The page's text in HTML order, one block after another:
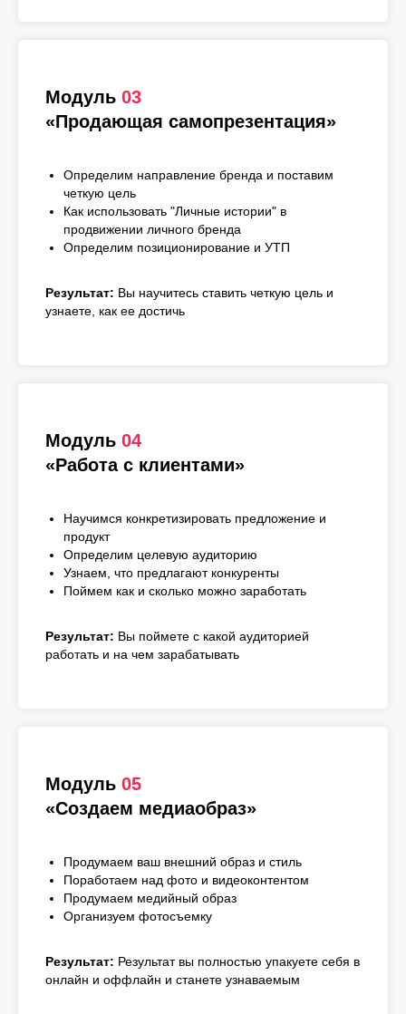
Модуль 03
«Продающая самопрезентация»
Определим направление бренда и поставим
четкую цель
Как использовать "Личные истории" в
продвижении личного бренда
Определим позиционирование и УТП
Результат: Вы научитесь ставить четкую цель и
узнаете, как ее достичь
Модуль 04
«Работа с клиентами»
Научимся конкретизировать предложение и
продукт
Определим целевую аудиторию
Узнаем, что предлагают конкуренты
Поймем как и сколько можно заработать
Результат: Вы поймете с какой аудиторией
работать и на чем зарабатывать
Модуль 05
«Создаем медиаобраз»
Продумаем ваш внешний образ и стиль
Поработаем над фото и видеоконтентом
Продумаем медийный образ
Организуем фотосъемку
Результат: Результат вы полностью упакуете себя в
онлайн и оффлайн и станете узнаваемым